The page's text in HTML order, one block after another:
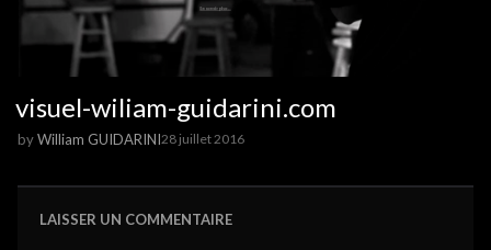
visuel-wiliam-guidarini.com
byWilliam GUIDARINI28 juillet 2016
LAISSER UN COMMENTAIRE